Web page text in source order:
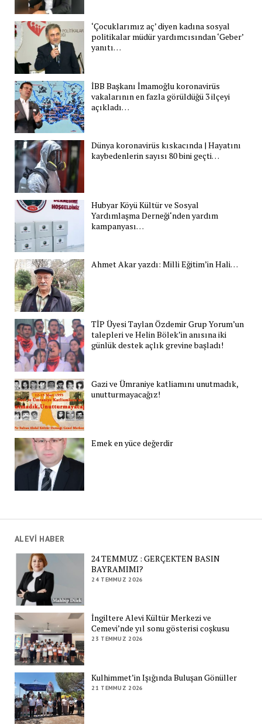
‘Çocuklarımız aç’ diyen kadına sosyal
politikalar müdür yardımcısından ‘Geber’
yanıtı…
İBB Başkanı İmamoğlu koronavirüs
vakalarının en fazla görüldüğü 3 ilçeyi
açıkladı…
Dünya koronavirüs kıskacında | Hayatını
kaybedenlerin sayısı 80 bini geçti…
Hubyar Köyü Kültür ve Sosyal
Yardımlaşma Derneği‘nden yardım
kampanyası…
Ahmet Akar yazdı: Milli Eğitim’in Hali…
TİP Üyesi Taylan Özdemir Grup Yorum’un
talepleri ve Helin Bölek’in anısına iki
günlük destek açlık grevine başladı!
Gazi ve Ümraniye katliamını unutmadık,
unutturmayacağız!
Emek en yüce değerdir
ALEVİ HABER
24 TEMMUZ : GERÇEKTEN BASIN
BAYRAMIMI?
24 TEMMUZ 2026
İngiltere Alevi Kültür Merkezi ve
Cemevi’nde yıl sonu gösterisi coşkusu
23 TEMMUZ 2026
Kulhimmet’in Işığında Buluşan Gönüller
21 TEMMUZ 2026